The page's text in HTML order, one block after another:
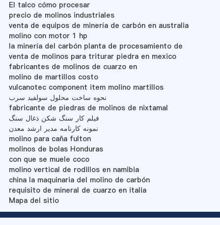
El talco cómo procesar
precio de molinos industriales
venta de equipos de minería de carbón en australia
molino con motor 1 hp
la minería del carbón planta de procesamiento de
venta de molinos para triturar piedra en mexico
fabricantes de molinos de cuarzo en
molino de martillos costo
vulcanotec component item molino martillos
نحوه ساخت محلول سولفید سرب
fabricante de piedras de molinos de nixtamal
فیلم کار سنگ شکن ذغال سنگ
نمونه کارنامه مدیر ارشد معدن
molino para caña fulton
molinos de bolas Honduras
con que se muele coco
molino vertical de rodillos en namibia
china la maquinaria del molino de carbón
requisito de mineral de cuarzo en italia
Mapa del sitio